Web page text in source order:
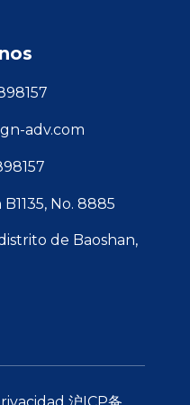
adv.com
No. 8885
de Baoshan,